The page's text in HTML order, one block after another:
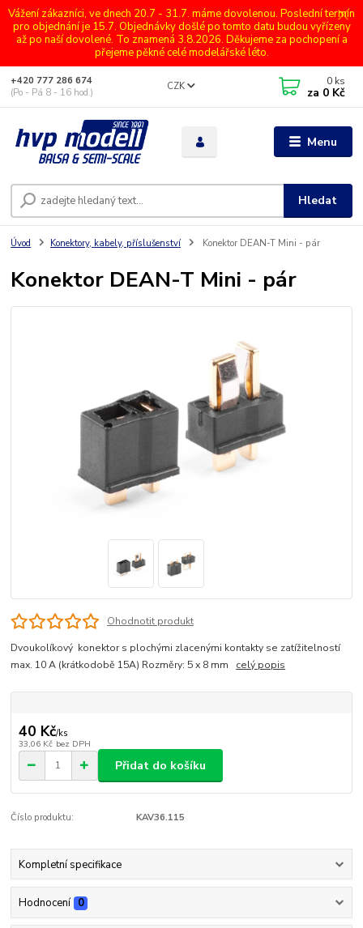
Vážení zákazníci, ve dnech 20.7 - 31.7. máme dovolenou. Poslední termín
pro objednání je 15.7. Objednávky došlé po tomto datu budou vyřízeny
až po naší dovolené. To znamená 3.8.2026. Děkujeme za pochopení a
přejeme pěkné celé modelářské léto.
Menu
CZK
Hledat
+420 777 286 674
(Po - Pá 8 - 16 hod.)
0 ks
za 0 Kč
Úvod Konektory, kabely, příslušenství Konektor DEAN-T Mini - pár
Konektor DEAN-T Mini - pár
Ohodnotit produkt
Dvoukolíkový konektor s plochými zlacenými kontakty se zatížitelností
max. 10 A (krátkodobě 15A) Rozměry: 5 x 8 mm celý popis
40 Kč/ks
33,06 Kč bez DPH
Přidat do košíku
Číslo produktu: KAV36.115
Kompletní specifikace
Hodnocení 0